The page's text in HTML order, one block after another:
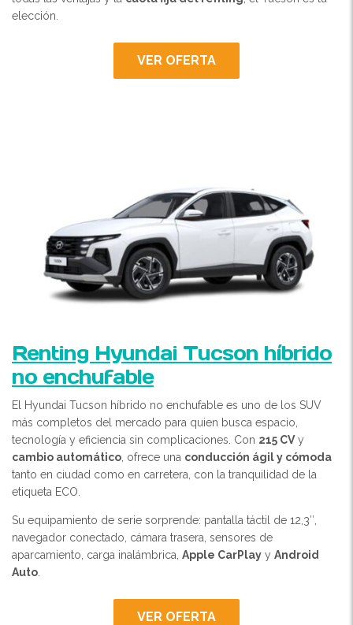
elección.
VER OFERTA
Renting Hyundai Tucson híbrido
no enchufable
El Hyundai Tucson híbrido no enchufable es uno de los SUV
más completos del mercado para quien busca espacio,
tecnología y eficiencia sin complicaciones. Con 215 CVy
cambio automático , ofrece una conducción ágil y cómoda
tanto en ciudad como en carretera, con la tranquilidad de la
etiqueta ECO.
Su equipamiento de serie sorprende: pantalla táctil de 12,3″,
navegador conectado, cámara trasera, sensores de
aparcamiento, carga inalámbrica, Apple CarPlay y Android
Auto
VER OFERTA